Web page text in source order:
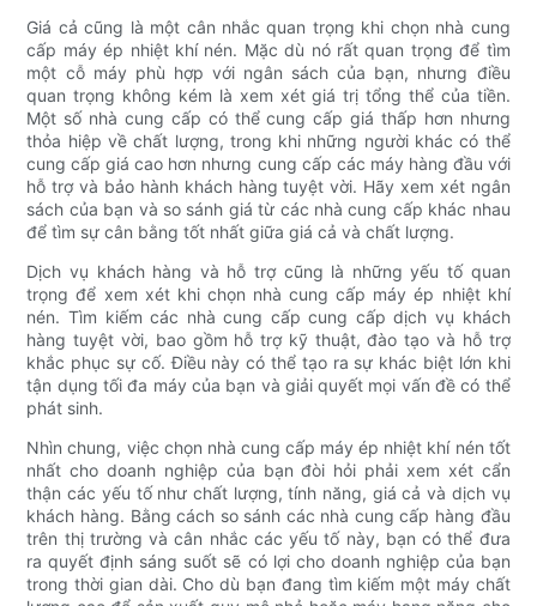
Giá cả cũng là một cân nhắc quan trọng khi chọn nhà cung
cấp máy ép nhiệt khí nén. Mặc dù nó rất quan trọng để tìm
một cỗ máy phù hợp với ngân sách của bạn, nhưng điều
quan trọng không kém là xem xét giá trị tổng thể của tiền.
Một số nhà cung cấp có thể cung cấp giá thấp hơn nhưng
thỏa hiệp về chất lượng, trong khi những người khác có thể
cung cấp giá cao hơn nhưng cung cấp các máy hàng đầu với
hỗ trợ và bảo hành khách hàng tuyệt vời. Hãy xem xét ngân
sách của bạn và so sánh giá từ các nhà cung cấp khác nhau
để tìm sự cân bằng tốt nhất giữa giá cả và chất lượng.
Dịch vụ khách hàng và hỗ trợ cũng là những yếu tố quan
trọng để xem xét khi chọn nhà cung cấp máy ép nhiệt khí
nén. Tìm kiếm các nhà cung cấp cung cấp dịch vụ khách
hàng tuyệt vời, bao gồm hỗ trợ kỹ thuật, đào tạo và hỗ trợ
khắc phục sự cố. Điều này có thể tạo ra sự khác biệt lớn khi
tận dụng tối đa máy của bạn và giải quyết mọi vấn đề có thể
phát sinh.
Nhìn chung, việc chọn nhà cung cấp máy ép nhiệt khí nén tốt
nhất cho doanh nghiệp của bạn đòi hỏi phải xem xét cẩn
thận các yếu tố như chất lượng, tính năng, giá cả và dịch vụ
khách hàng. Bằng cách so sánh các nhà cung cấp hàng đầu
trên thị trường và cân nhắc các yếu tố này, bạn có thể đưa
ra quyết định sáng suốt sẽ có lợi cho doanh nghiệp của bạn
trong thời gian dài. Cho dù bạn đang tìm kiếm một máy chất